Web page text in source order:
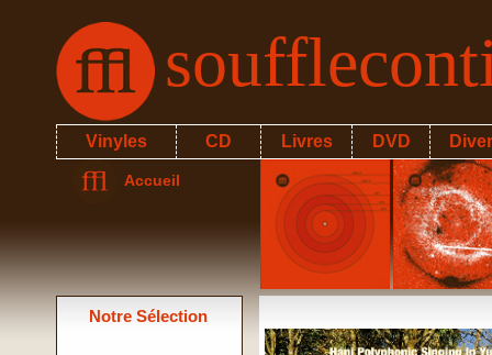
Vinyles CD Livres DVD
Accueil
Notre Sélection